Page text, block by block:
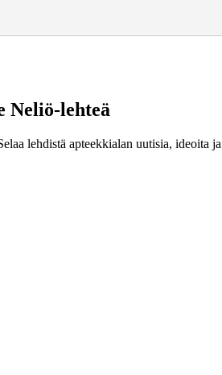
Neliö-lehteä
lehdistä apteekkialan uutisia, ideoita